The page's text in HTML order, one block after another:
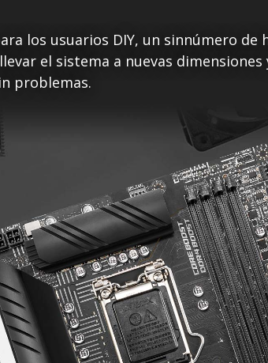
los usuarios DIY, un sinnúmero de
el sistema a nuevas dimensiones
problemas.